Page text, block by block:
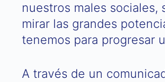
nuestros males sociales,
mirar las grandes
tenemos para progresar
A través de un